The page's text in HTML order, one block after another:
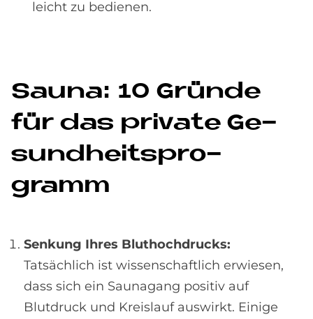
leicht zu bedienen.
Sau­na: 10 Grün­de
für das pri­va­te Ge­
sund­heits­pro­
gramm
Senkung Ihres Bluthochdrucks:
Tatsächlich ist wissenschaftlich erwiesen,
dass sich ein Saunagang positiv auf
Blutdruck und Kreislauf auswirkt. Einige